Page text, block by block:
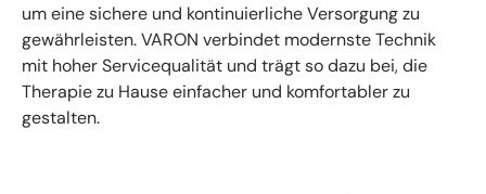
um eine sichere und kontinuierliche Versorgung zu
gewährleisten. VARON verbindet modernste Technik
mit hoher Servicequalität und trägt so dazu bei, die
Therapie zu Hause einfacher und komfortabler zu
gestalten.